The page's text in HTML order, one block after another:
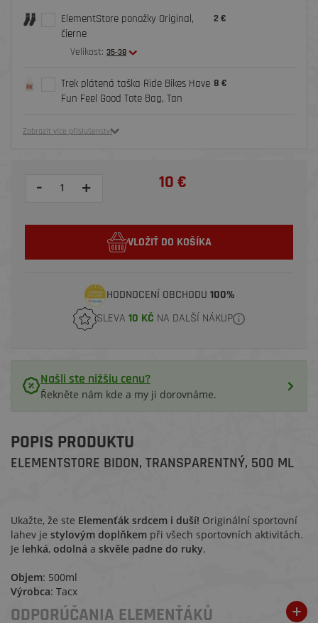
ElementStore ponožky Original,
čierne
Velikost: 35-38
2 €
Trek plátená taška Ride Bikes Have
Fun Feel Good Tote Bag, Tan
8 €
Zobrazit více příslušenství
- + 10 €
VLOŽIŤ DO KOŠÍKA
HODNOCENÍ OBCHODU 100%
SLEVA 10 KČ NA DALŠÍ NÁKUP
Našli ste nižšiu cenu?
Řekněte nám kde a my ji dorovnáme.
POPIS PRODUKTU
ELEMENTSTORE BIDON, TRANSPARENTNÝ, 500 ML
Ukažte, že ste Elemenťák srdcem i duší! Originální sportovní
lahev je stylovým doplňkem při všech sportovních aktivitách.
Je lehká, odolná a skvěle padne do ruky.
Objem: 500ml
Výrobca: Tacx
ODPORÚČANIA ELEMENŤÁKŮ